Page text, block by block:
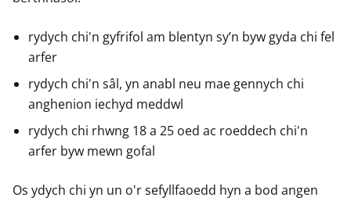
rydych chi'n gyfrifol am blentyn sy’n byw gyda chi fel
arfer
rydych chi'n sâl, yn anabl neu mae gennych chi
anghenion iechyd meddwl
rydych chi rhwng 18 a 25 oed ac roeddech chi'n
arfer byw mewn gofal
Os ydych chi yn un o'r sefyllfaoedd hyn a bod angen